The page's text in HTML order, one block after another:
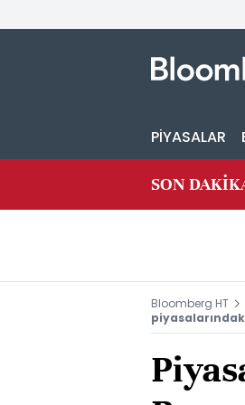
PİYASALAR
SON
Bloomberg HT